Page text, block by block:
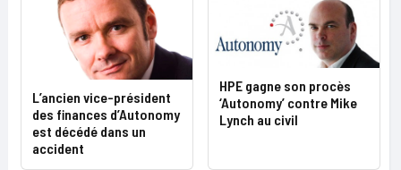
L’ancien vice-président
des finances d’Autonomy
est décédé dans un
accident
HPE gagne son procès
‘Autonomy’ contre Mike
Lynch au civil